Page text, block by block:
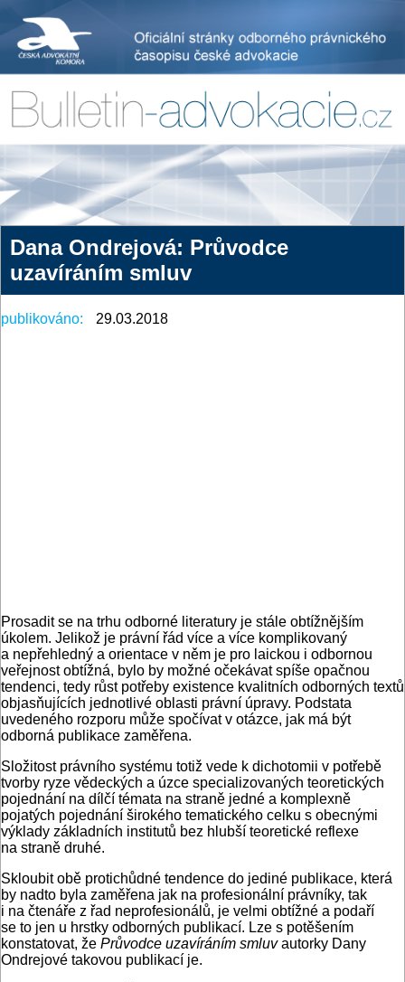
Dana Ondrejová: Průvodce
uzavíráním smluv
publikováno: 29.03.2018
Prosadit se na trhu odborné literatury je stále obtížnějším
úkolem. Jelikož je právní řád více a více komplikovaný
a nepřehledný a orientace v něm je pro laickou i odbornou
veřejnost obtížná, bylo by možné očekávat spíše opačnou
tendenci, tedy růst potřeby existence kvalitních odborných textů
objasňujících jednotlivé oblasti právní úpravy. Podstata
uvedeného rozporu může spočívat v otázce, jak má být
odborná publikace zaměřena.
Složitost právního systému totiž vede k dichotomii v potřebě
tvorby ryze vědeckých a úzce specializovaných teoretických
pojednání na dílčí témata na straně jedné a komplexně
pojatých pojednání širokého tematického celku s obecnými
výklady základních institutů bez hlubší teoretické reflexe
na straně druhé.
Skloubit obě protichůdné tendence do jediné publikace, která
by nadto byla zaměřena jak na profesionální právníky, tak
i na čtenáře z řad neprofesionálů, je velmi obtížné a podaří
se to jen u hrstky odborných publikací. Lze s potěšením
konstatovat, že Průvodce uzavíráním smluvautorky Dany
Ondrejové takovou publikací je.